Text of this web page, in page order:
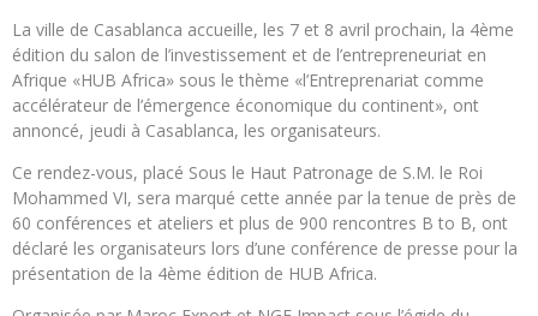
La ville de Casablanca accueille, les 7 et 8 avril prochain, la 4ème
édition du salon de l’investissement et de l’entrepreneuriat en
Afrique «HUB Africa» sous le thème «l’Entreprenariat comme
accélérateur de l’émergence économique du continent», ont
annoncé, jeudi à Casablanca, les organisateurs.
Ce rendez-vous, placé Sous le Haut Patronage de S.M. le Roi
Mohammed VI, sera marqué cette année par la tenue de près de
60 conférences et ateliers et plus de 900 rencontres B to B, ont
déclaré les organisateurs lors d’une conférence de presse pour la
présentation de la 4ème édition de HUB Africa.